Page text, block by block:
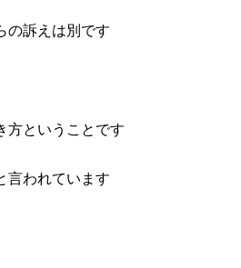
の訴えは別です
方ということです
言われています